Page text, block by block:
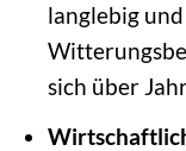
langlebig
sich über